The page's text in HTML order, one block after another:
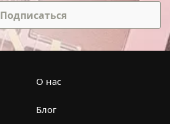
Подписаться
О нас
Блог